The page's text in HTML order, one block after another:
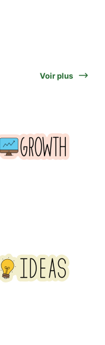
Voir plus